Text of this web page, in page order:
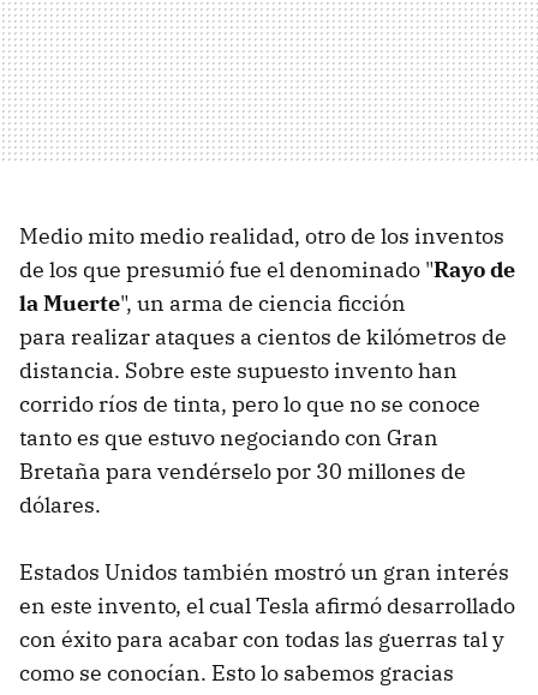
Medio mito medio realidad, otro de los inventos
de los que presumió fue el denominado "Rayo de
la Muerte", un arma de ciencia ficción
para realizar ataques a cientos de kilómetros de
distancia. Sobre este supuesto invento han
corrido ríos de tinta, pero lo que no se conoce
tanto es que estuvo negociando con Gran
Bretaña para vendérselo por 30 millones de
dólares.
Estados Unidos también mostró un gran interés
en este invento, el cual Tesla afirmó desarrollado
con éxito para acabar con todas las guerras tal y
como se conocían. Esto lo sabemos gracias